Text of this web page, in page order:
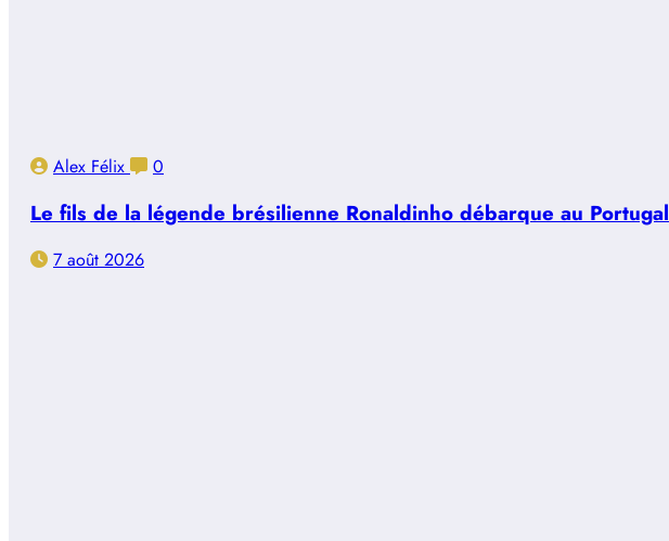
Alex Félix 0
Le fils de la légende brésilienne Ronaldinho débarque au Portugal
7 août 2026